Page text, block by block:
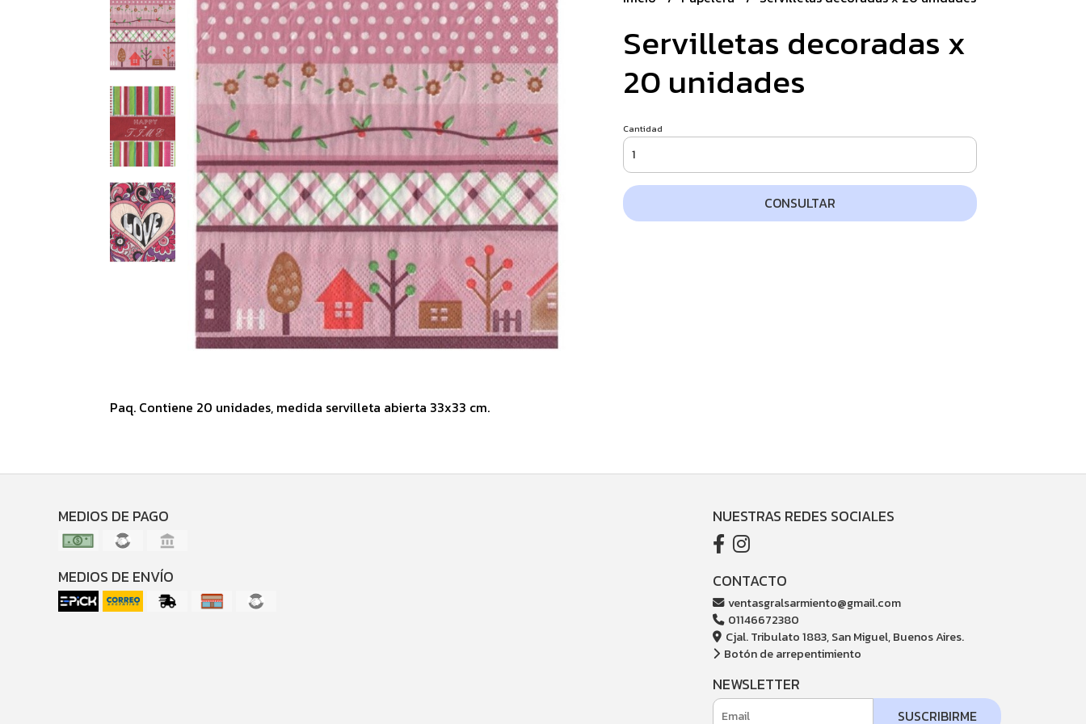
Paq. Contiene 20 unidades, medida servilleta abierta 33x33 cm.
Servilletas decoradas x
20 unidades
Cantidad
CONSULTAR
MEDIOS DE PAGO
MEDIOS DE ENVÍO
NUESTRAS REDES SOCIALES
CONTACTO
ventasgralsarmiento@gmail.com
01146672380
Cjal. Tribulato 1883, San Miguel, Buenos Aires.
Botón de arrepentimiento
NEWSLETTER
SUSCRIBIRME